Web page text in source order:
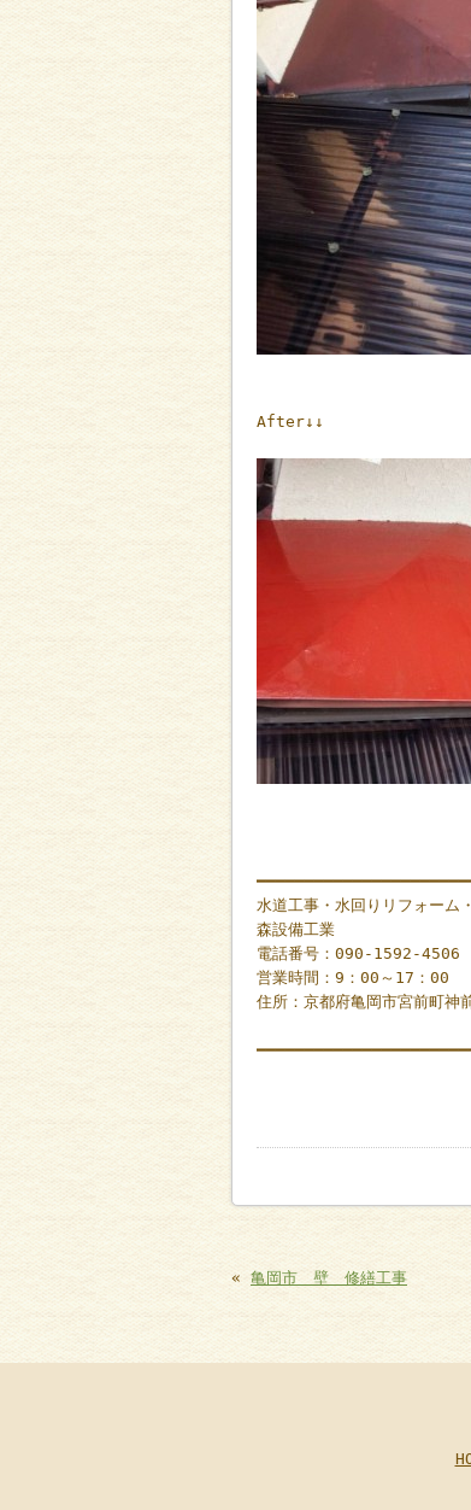
After↓↓
水道工事・水回りリフォーム
森設備工業
電話番号：090-1592-4506
営業時間：9：00～17：00
住所：京都府亀岡市宮前町神
« 亀岡市 壁 修繕工事